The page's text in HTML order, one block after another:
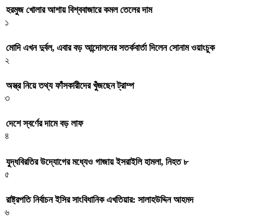
হরমুজ খোলার আশায় বিশ্ববাজারে কমল তেলের দাম
১
মোদি এখন দুর্বল, এবার বড় আন্দোলনের সতর্কবার্তা দিলেন সোনাম ওয়াংচুক
২
অস্ত্র নিয়ে তথ্য ফাঁসকারীদের খুঁজছেন ট্রাম্প
৩
দেশে স্বর্ণের দামে বড় লাফ
৪
যুদ্ধবিরতির উদ্যোগের মধ্যেও গাজায় ইসরাইলি হামলা, নিহত ৮
৫
রাষ্ট্রপতি নির্বাচন ইসির সাংবিধানিক এখতিয়ার: সালাহউদ্দিন আহমদ
৬